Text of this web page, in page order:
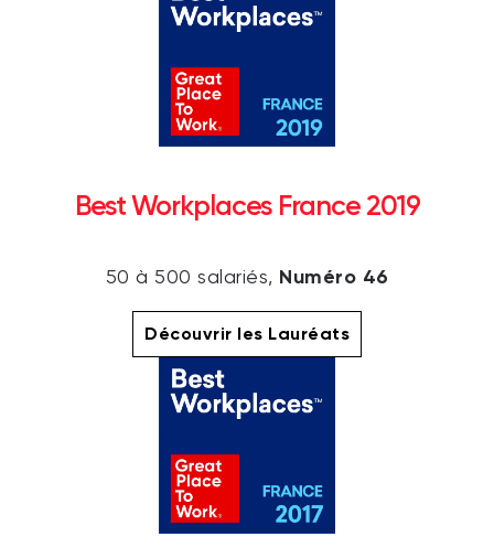
Best Workplaces France 2019
50 à 500 salariés, Numéro 46
Découvrir les Lauréats